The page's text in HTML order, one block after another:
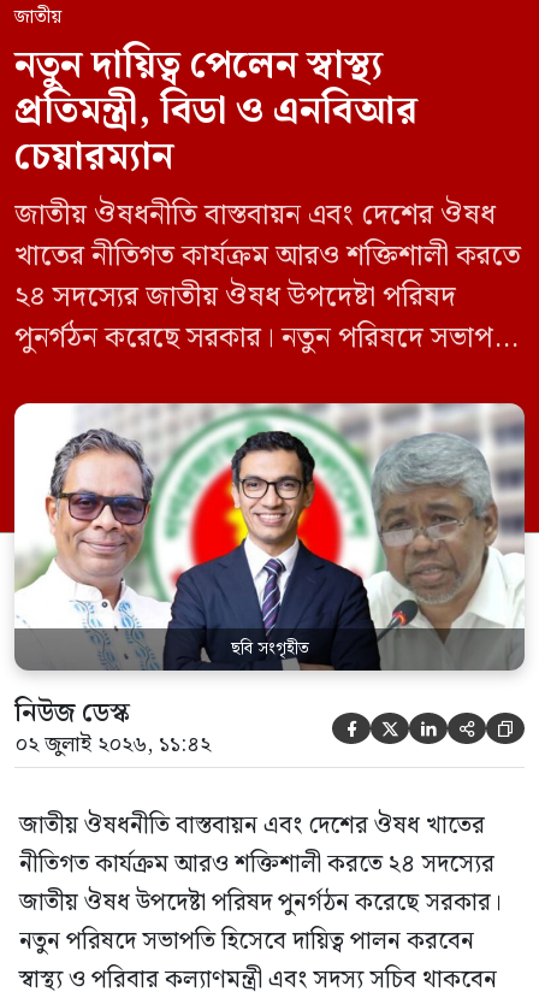
জাতীয়
নতুন দায়িত্ব পেলেন স্বাস্থ্য
প্রতিমন্ত্রী, বিডা ও এনবিআর
চেয়ারম্যান
জাতীয় ঔষধনীতি বাস্তবায়ন এবং দেশের ঔষধ
খাতের নীতিগত কার্যক্রম আরও শক্তিশালী করতে
২৪ সদস্যের জাতীয় ঔষধ উপদেষ্টা পরিষদ
পুনর্গঠন করেছে সরকার। নতুন পরিষদে সভাপতি
কল্যাণমন্ত্রী এবং সদস্য সচিব থাকবেন স্বাস্থ্য ও
পরিবার কল্যাণ মন্ত্রণালয়ের সচিব। একই সঙ্গে
স্বাস্থ্য প্রতিমন্ত্রী, বাংলাদেশ বিনিয়োগ উন্নয়ন
কর্তৃপক্ষ (বিডা)-এর নির্বাহী চেয়ারম্যান এবং
জাতীয় […]
ছবি সংগৃহীত
নিউজ ডেস্ক
০২ জুলাই ২০২৬, ১১:৪২     
জাতীয় ঔষধনীতি বাস্তবায়ন এবং দেশের ঔষধ খাতের
নীতিগত কার্যক্রম আরও শক্তিশালী করতে ২৪ সদস্যের
জাতীয় ঔষধ উপদেষ্টা পরিষদ পুনর্গঠন করেছে সরকার।
নতুন পরিষদে সভাপতি হিসেবে দায়িত্ব পালন করবেন
স্বাস্থ্য ও পরিবার কল্যাণমন্ত্রী এবং সদস্য সচিব থাকবেন